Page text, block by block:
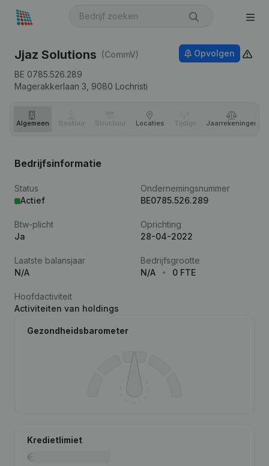
Jjaz Solutions (CommV)
BE 0785.526.289
Magerakkerlaan 3, 9080 Lochristi
Opvolgen
Algemeen Bestuur Structuur Locaties Tijdlijn Jaar­rekeningen
Bedrijfsinformatie
Status
Actief
Ondernemingsnummer
BE0785.526.289
Btw-plicht
Ja
Oprichting
28-04-2022
Laatste balansjaar
N/A
Bedrijfsgrootte
N/A
0 FTE
Hoofdactiviteit
Activiteiten van holdings
Gezondheidsbarometer
Kredietlimiet